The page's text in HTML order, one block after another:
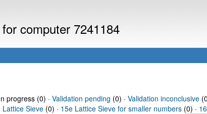
computer 7241184
progress (0) · Validation pending (0) · Validation inconclusive
Lattice Sieve (0) · 15e Lattice Sieve for smaller numbers (0) ·